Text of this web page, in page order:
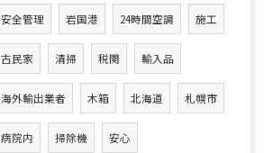
安全管理 岩国港 24時間空調 施工
古民家 清掃 税関 輸入品
海外輸出業者 木箱 北海道 札幌市
病院内 掃除機 安心